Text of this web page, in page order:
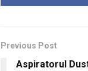
Previous Post
Aspiratorul